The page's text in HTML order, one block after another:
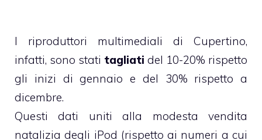
I riproduttori multimediali di Cupertino,
infatti, sono stati tagliati del 10-20% rispetto
gli inizi di gennaio e del 30% rispetto a
dicembre.
Questi dati uniti alla modesta vendita
natalizia degli iPod (rispetto ai numeri a cui